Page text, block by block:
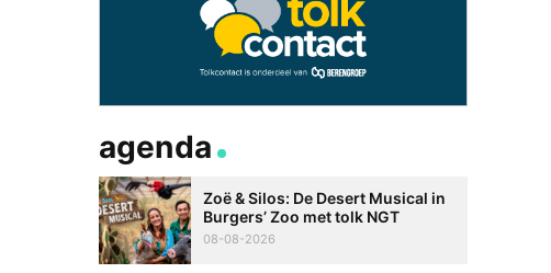
agenda
Zoë & Silos: De Desert Musical in
Burgers’ Zoo met tolk NGT
08-08-2026